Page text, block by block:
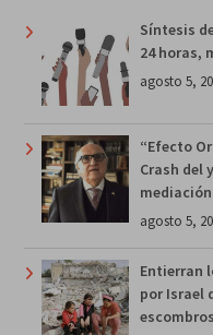
Síntesis
24 horas,
agosto 5,
“Efecto
Crash del
agosto 5,
Entierran
por Israel
escombros